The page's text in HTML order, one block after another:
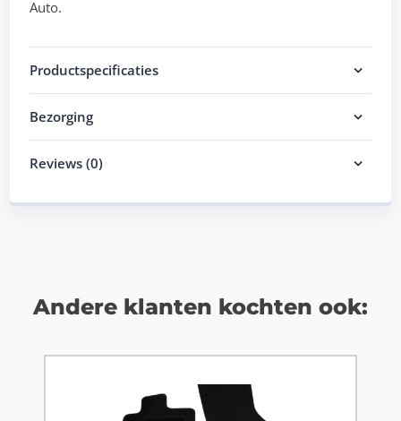
Auto.
Productspecificaties
Bezorging
Reviews (0)
Andere klanten kochten ook: